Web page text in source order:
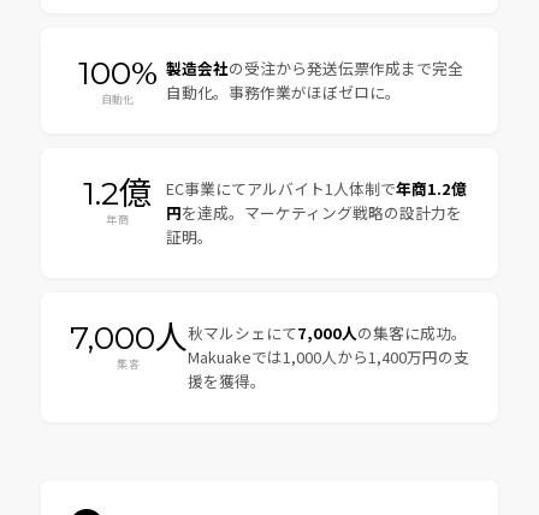
100%
自動化
製造会社の受注から発送伝票作成まで完全
自動化。事務作業がほぼゼロに。
1.2億
年商
EC事業にてアルバイト1人体制で年商1.2億
円を達成。マーケティング戦略の設計力を
証明。
7,000人
集客
秋マルシェにて7,000人の集客に成功。
Makuakeでは1,000人から1,400万円の支
援を獲得。